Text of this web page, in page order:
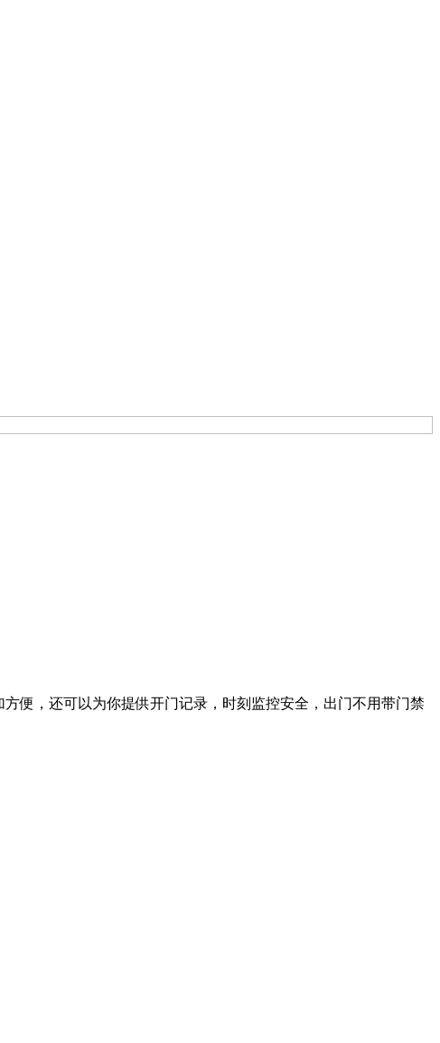
便，还可以为你提供开门记录，时刻监控安全，出门不用带门禁